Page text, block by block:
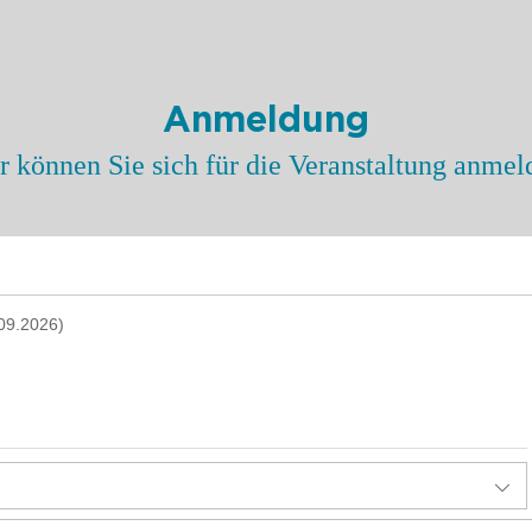
Anmeldung
können Sie sich für die Veranstaltung